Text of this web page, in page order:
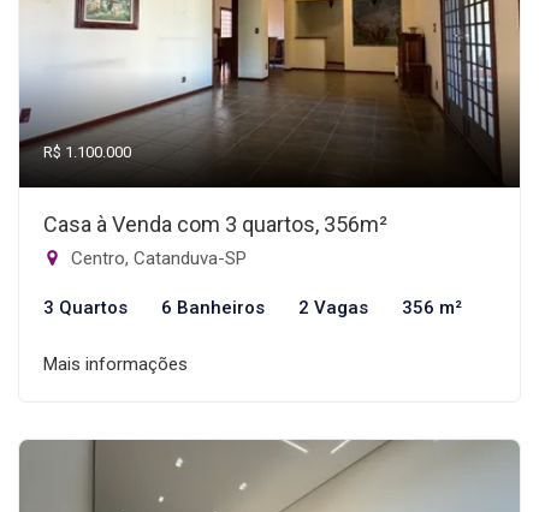
R$ 1.100.000
Casa à Venda com 3 quartos, 356m²
Centro, Catanduva-SP
3 Quartos 6 Banheiros 2 Vagas 356 m²
Mais informações